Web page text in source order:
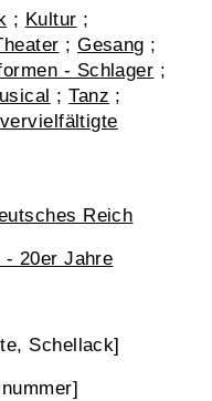
; Kultur ;
;Gesang ;
- Schlager ;
;Tanz ;
Reich
- 20er Jahre
Schellack]